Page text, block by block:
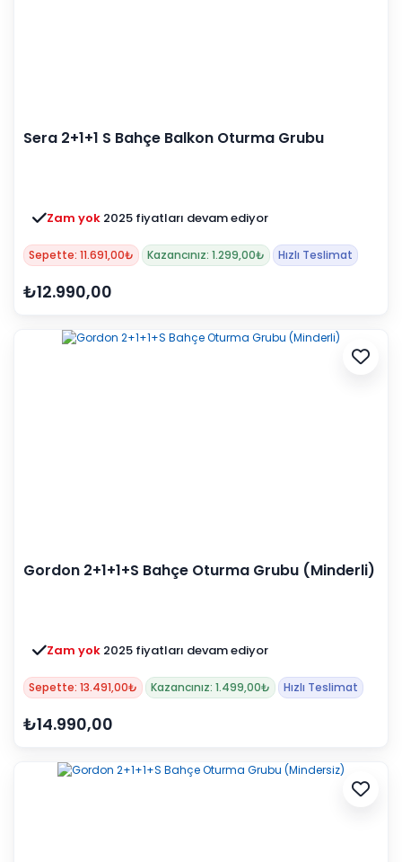
Sera 2+1+1 S Bahçe Balkon Oturma Grubu
Zam yok 2025 fiyatları devam ediyor
Sepette: 11.691,00₺ Kazancınız: 1.299,00₺ Hızlı Teslimat
₺12.990,00
Gordon 2+1+1+S Bahçe Oturma Grubu (Minderli)
Zam yok 2025 fiyatları devam ediyor
Sepette: 13.491,00₺ Kazancınız: 1.499,00₺ Hızlı Teslimat
₺14.990,00